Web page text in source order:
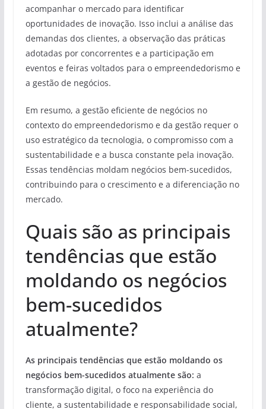
acompanhar o mercado para identificar
oportunidades de inovação. Isso inclui a análise das
demandas dos clientes, a observação das práticas
adotadas por concorrentes e a participação em
eventos e feiras voltados para o empreendedorismo e
a gestão de negócios.
Em resumo, a gestão eficiente de negócios no
contexto do empreendedorismo e da gestão requer o
uso estratégico da tecnologia, o compromisso com a
sustentabilidade e a busca constante pela inovação.
Essas tendências moldam negócios bem-sucedidos,
contribuindo para o crescimento e a diferenciação no
mercado.
Quais são as principais
tendências que estão
moldando os negócios
bem-sucedidos
atualmente?
As principais tendências que estão moldando os
negócios bem-sucedidos atualmente são: a
transformação digital, o foco na experiência do
cliente, a sustentabilidade e responsabilidade social,